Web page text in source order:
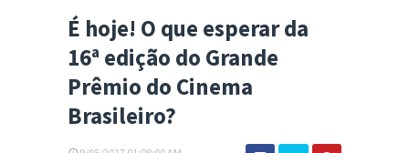
É hoje! O que esperar da
16ª edição do Grande
Prêmio do Cinema
Brasileiro?